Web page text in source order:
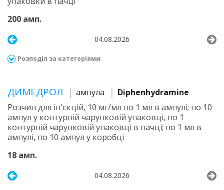
200 амп.
04.08.2026
Розподіл за категоріями
ДИМЕДРОЛ ампула
Diphenhydramine
Розчин для ін'єкцій, 10 мг/мл по 1 мл в ампулі; по 10
ампул у контурній чарунковій упаковці, по 1
контурній чарунковій упаковці в пачці; по 1 мл в
ампулі, по 10 ампул у коробці
18 амп.
04.08.2026